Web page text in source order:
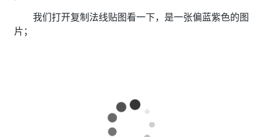
我们打开复制法线贴图看一下，是一张偏蓝紫色的图
片；